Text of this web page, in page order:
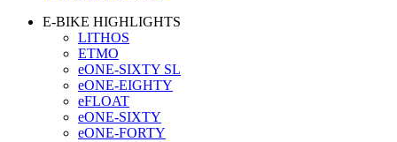
E-BIKE HIGHLIGHTS
LITHOS
ETMO
eONE-SIXTY SL
eONE-EIGHTY
eFLOAT
eONE-SIXTY
eONE-FORTY